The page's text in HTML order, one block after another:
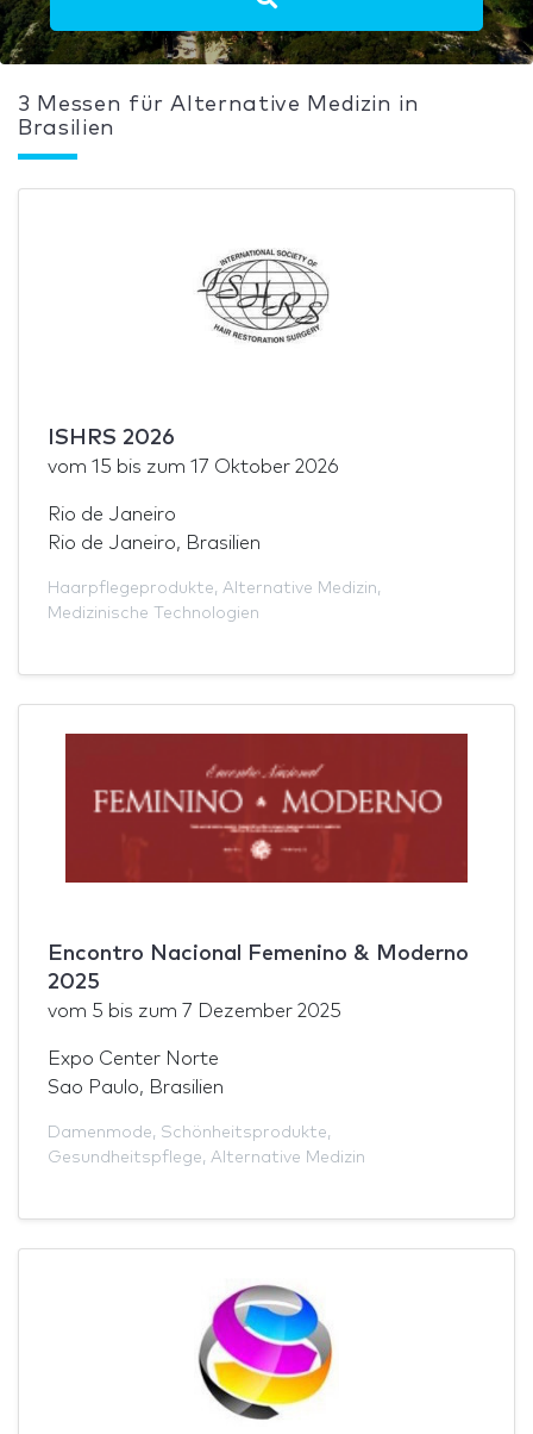
3 Messen für Alternative Medizin in
Brasilien
ISHRS 2026
vom 15 bis zum 17 Oktober 2026
Rio de Janeiro
Rio de Janeiro, Brasilien
Haarpflegeprodukte, Alternative Medizin,
Medizinische Technologien
Encontro Nacional Femenino & Moderno
2025
vom 5 bis zum 7 Dezember 2025
Expo Center Norte
Sao Paulo, Brasilien
Damenmode, Schönheitsprodukte,
Gesundheitspflege, Alternative Medizin